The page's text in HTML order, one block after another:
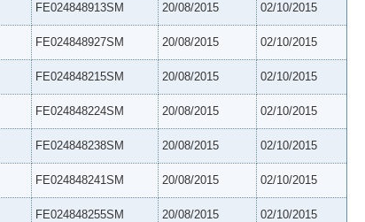
FE024848913SM 20/08/2015 02/10/2015
FE024848927SM 20/08/2015 02/10/2015
FE024848215SM 20/08/2015 02/10/2015
FE024848224SM 20/08/2015 02/10/2015
FE024848238SM 20/08/2015 02/10/2015
FE024848241SM 20/08/2015 02/10/2015
FE024848255SM 20/08/2015 02/10/2015